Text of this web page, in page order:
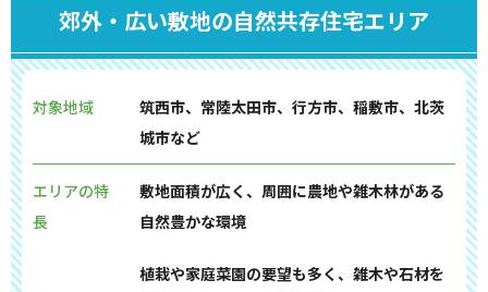
郊外・広い敷地の自然共存住宅エリア
対象地域
筑西市、常陸太田市、行方市、稲敷市、北茨
城市など
エリアの特
長
敷地面積が広く、周囲に農地や雑木林がある
自然豊かな環境
植栽や家庭菜園の要望も多く、雑木や石材を